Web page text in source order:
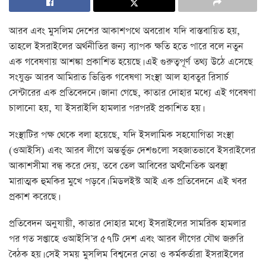
আরব এবং মুসলিম দেশের আকাশপথে অবরোধ যদি বাস্তবায়িত হয়,
তাহলে ইসরাইলের অর্থনীতির জন্য ব্যাপক ক্ষতি হতে পারে বলে নতুন
এক গবেষণায় আশঙ্কা প্রকাশিত হয়েছে। এই গুরুত্বপূর্ণ তথ্য উঠে এসেছে
সংযুক্ত আরব আমিরাত ভিত্তিক গবেষণা সংস্থা আল হাবতুর রিসার্চ
সেন্টারের এক প্রতিবেদনে। জানা গেছে, কাতার দোহার মধ্যে এই গবেষণা
চালানো হয়, যা ইসরাইলি হামলার পরপরই প্রকাশিত হয়।
সংস্থাটির পক্ষ থেকে বলা হয়েছে, যদি ইসলামিক সহযোগিতা সংস্থা
(ওআইসি) এবং আরব লীগে অন্তর্ভুক্ত দেশগুলো সহজাতভাবে ইসরাইলের
আকাশসীমা বন্ধ করে দেয়, তবে তেল আবিবের অর্থনৈতিক অবস্থা
মারাত্মক হুমকির মুখে পড়বে। মিডলইস্ট আই এক প্রতিবেদনে এই খবর
প্রকাশ করেছে।
প্রতিবেদন অনুযায়ী, কাতার দোহার মধ্যে ইসরাইলের সামরিক হামলার
পর গত সপ্তাহে ওআইসি’র ৫৭টি দেশ এবং আরব লীগের যৌথ জরুরি
বৈঠক হয়। সেই সময় মুসলিম বিশ্বনের নেতা ও কর্মকর্তারা ইসরাইলের